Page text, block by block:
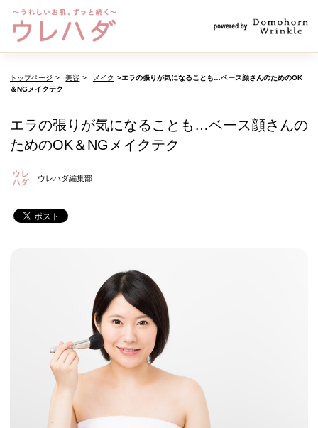
トップページ 美容 メイク
エラの張りが気になることも…ベース顔さんのためのOK
＆NGメイクテク
エラの張りが気になることも…ベース顔さんの
ためのOK＆NGメイクテク
ウレハダ編集部